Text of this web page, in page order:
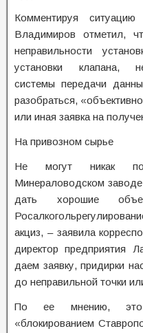
Комментируя
Владимиров отметил,
неправильности
установки клапана,
системы передачи
разобраться,
или иная заявка на
На привозном сырье
Не могут никак
Минераловодском
дать хорошие
акциз, – заявила
директор предприятия
даем заявку, придирки
до неправильной точки
По ее мнению, это
«блокированием